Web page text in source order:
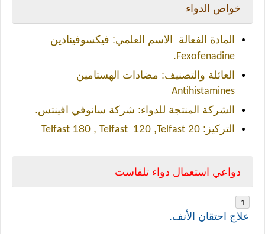
خواص الدواء
المادة الفعالة الاسم العلمي: فيكسوفينادين
Fexofenadine
.
العائلة والتصنيف: مضادات الهستامين
Antihistamines
الشركة المنتجة للدواء: شركة سانوفي افينتس.
التركيز: 20
Telfast
,
Telfast
, 180
Telfast
دواعي استعمال دواء تلفاست
علاج احتقان الأنف.